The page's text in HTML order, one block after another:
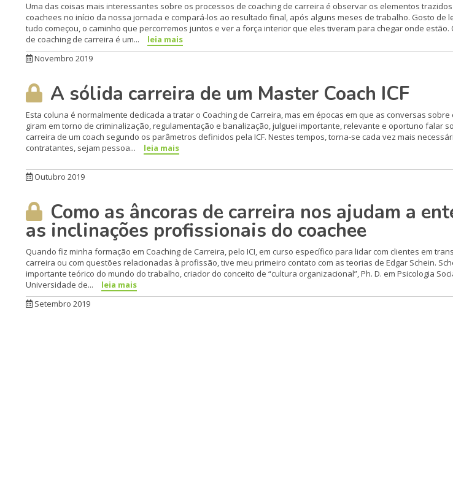
Uma das coisas mais interessantes sobre os processos de coaching de carreira é observar os elementos
coachees no início da nossa jornada e compará-los ao resultado final, após alguns meses de trabalho. Gosto de
tudo começou, o caminho que percorremos juntos e ver a força interior que eles tiveram para chegar onde estão.
de coaching de carreira é um...
leia mais
Novembro 2019
A sólida carreira de um Master Coach ICF
Esta coluna é normalmente dedicada a tratar o Coaching de Carreira, mas em épocas em que as conversas sobre
giram em torno de criminalização, regulamentação e banalização, julguei importante, relevante e oportuno falar
carreira de um coach segundo os parâmetros definidos pela ICF. Nestes tempos, torna-se cada vez mais
contratantes, sejam pessoa...
leia mais
Outubro 2019
Como as âncoras de carreira nos ajudam a
as inclinações profissionais do coachee
Quando fiz minha formação em Coaching de Carreira, pelo ICI, em curso específico para lidar com clientes em
carreira ou com questões relacionadas à profissão, tive meu primeiro contato com as teorias de Edgar Schein.
importante teórico do mundo do trabalho, criador do conceito de “cultura organizacional”, Ph. D. em Psicologia
Universidade de...
leia mais
Setembro 2019